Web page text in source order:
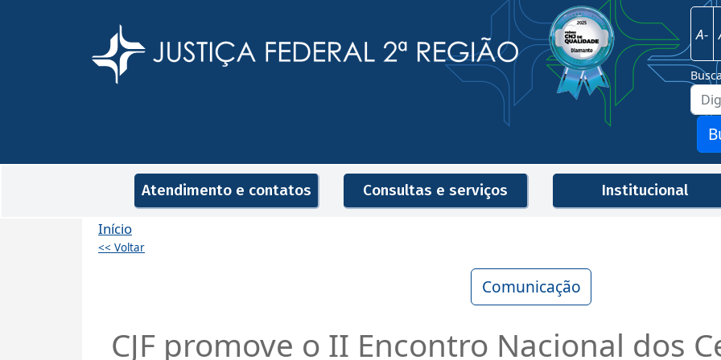
Justiça Federal - 2ª Região
Imagem
A-
Navegação principal
Atendimento e contatos Consultas e serviços Institucional
Início
<< Voltar
Comunicação
CJF promove o II Encontro Nacional dos